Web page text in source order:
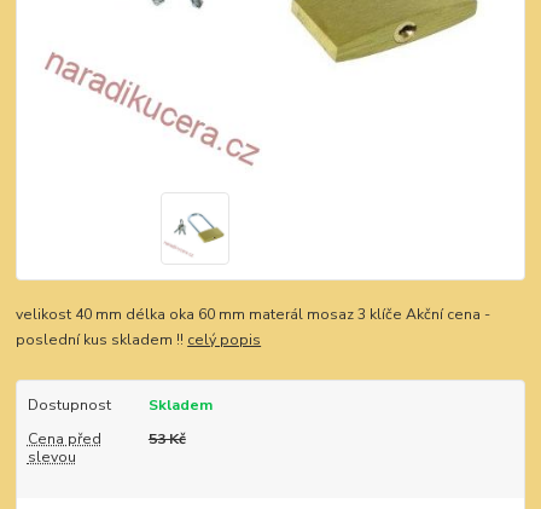
velikost 40 mm délka oka 60 mm materál mosaz 3 klíče Akční cena -
poslední kus skladem !! celý popis
Dostupnost
Skladem
Cena před
slevou
53 Kč